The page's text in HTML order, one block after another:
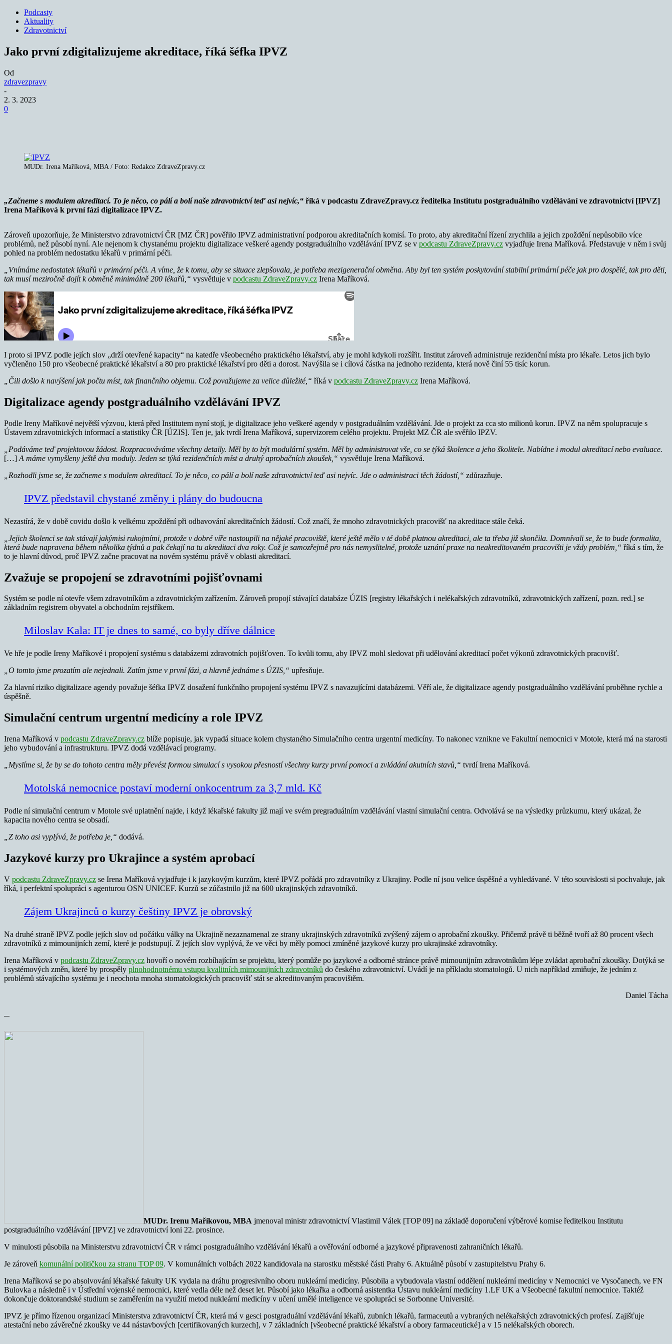
Podcasty
Aktuality
Zdravotnictví
Jako první zdigitalizujeme akreditace, říká šéfka IPVZ
Od
zdravezpravy
-
2. 3. 2023
0
MUDr. Irena Maříková, MBA / Foto: Redakce ZdraveZpravy.cz
„Začneme s modulem akreditací. To je něco, co pálí a bolí naše zdravotnictví teď asi nejvíc,“ říká v podcastu ZdraveZpravy.cz ředitelka Institutu postgraduálního vzdělávání ve zdravotnictví [IPVZ]
Irena Maříková k první fázi digitalizace IPVZ.
Zároveň upozorňuje, že Ministerstvo zdravotnictví ČR [MZ ČR] pověřilo IPVZ administrativní podporou akreditačních komisí. To proto, aby akreditační řízení zrychlila a jejich zpoždění nepůsobilo více
problémů, než působí nyní. Ale nejenom k chystanému projektu digitalizace veškeré agendy postgraduálního vzdělávání IPVZ se v podcastu ZdraveZpravy.cz vyjadřuje Irena Maříková. Představuje v něm i svůj
pohled na problém nedostatku lékařů v primární péči.
„Vnímáme nedostatek lékařů v primární péči. A víme, že k tomu, aby se situace zlepšovala, je potřeba mezigenerační obměna. Aby byl ten systém poskytování stabilní primární péče jak pro dospělé, tak pro děti,
tak musí meziročně dojít k obměně minimálně 200 lékařů,“ vysvětluje v podcastu ZdraveZpravy.cz Irena Maříková.
I proto si IPVZ podle jejích slov „drží otevřené kapacity“ na katedře všeobecného praktického lékařství, aby je mohl kdykoli rozšířit. Institut zároveň administruje rezidenční místa pro lékaře. Letos jich bylo
vyčleněno 150 pro všeobecné praktické lékařství a 80 pro praktické lékařství pro děti a dorost. Navýšila se i cílová částka na jednoho rezidenta, která nově činí 55 tisíc korun.
„Čili došlo k navýšení jak počtu míst, tak finančního objemu. Což považujeme za velice důležité,“ říká v podcastu ZdraveZpravy.cz Irena Maříková.
Digitalizace agendy postgraduálního vzdělávání IPVZ
Podle Ireny Maříkové největší výzvou, která před Institutem nyní stojí, je digitalizace jeho veškeré agendy v postgraduálním vzdělávání. Jde o projekt za cca sto milionů korun. IPVZ na něm spolupracuje s
Ústavem zdravotnických informací a statistiky ČR [ÚZIS]. Ten je, jak tvrdí Irena Maříková, supervizorem celého projektu. Projekt MZ ČR ale svěřilo IPZV.
„Podáváme teď projektovou žádost. Rozpracováváme všechny detaily. Měl by to být modulární systém. Měl by administrovat vše, co se týká školence a jeho školitele. Nabídne i modul akreditací nebo evaluace.
[…] A máme vymyšleny ještě dva moduly. Jeden se týká rezidenčních míst a druhý aprobačních zkoušek,“ vysvětluje Irena Maříková.
„Rozhodli jsme se, že začneme s modulem akreditací. To je něco, co pálí a bolí naše zdravotnictví teď asi nejvíc. Jde o administraci těch žádostí,“ zdůrazňuje.
IPVZ představil chystané změny i plány do budoucna
Nezastírá, že v době covidu došlo k velkému zpoždění při odbavování akreditačních žádostí. Což značí, že mnoho zdravotnických pracovišť na akreditace stále čeká.
„Jejich školenci se tak stávají jakýmisi rukojmími, protože v dobré víře nastoupili na nějaké pracoviště, které ještě mělo v té době platnou akreditaci, ale ta třeba již skončila. Domnívali se, že to bude formalita,
která bude napravena během několika týdnů a pak čekají na tu akreditaci dva roky. Což je samozřejmě pro nás nemyslitelné, protože uznání praxe na neakreditovaném pracovišti je vždy problém,“ říká s tím, že
to je hlavní důvod, proč IPVZ začne pracovat na novém systému právě v oblasti akreditací.
Zvažuje se propojení se zdravotními pojišťovnami
Systém se podle ní otevře všem zdravotníkům a zdravotnickým zařízením. Zároveň propojí stávající databáze ÚZIS [registry lékařských i nelékařských zdravotníků, zdravotnických zařízení, pozn. red.] se
základním registrem obyvatel a obchodním rejstříkem.
Miloslav Kala: IT je dnes to samé, co byly dříve dálnice
Ve hře je podle Ireny Maříkové i propojení systému s databázemi zdravotních pojišťoven. To kvůli tomu, aby IPVZ mohl sledovat při udělování akreditací počet výkonů zdravotnických pracovišť.
„O tomto jsme prozatím ale nejednali. Zatím jsme v první fázi, a hlavně jednáme s ÚZIS,“ upřesňuje.
Za hlavní riziko digitalizace agendy považuje šéfka IPVZ dosažení funkčního propojení systému IPVZ s navazujícími databázemi. Věří ale, že digitalizace agendy postgraduálního vzdělávání proběhne rychle a
úspěšně.
Simulační centrum urgentní medicíny a role IPVZ
Irena Maříková v podcastu ZdraveZpravy.cz blíže popisuje, jak vypadá situace kolem chystaného Simulačního centra urgentní medicíny. To nakonec vznikne ve Fakultní nemocnici v Motole, která má na starosti
jeho vybudování a infrastrukturu. IPVZ dodá vzdělávací programy.
„Myslíme si, že by se do tohoto centra měly převést formou simulací s vysokou přesností všechny kurzy první pomoci a zvládání akutních stavů,“ tvrdí Irena Maříková.
Motolská nemocnice postaví moderní onkocentrum za 3,7 mld. Kč
Podle ní simulační centrum v Motole své uplatnění najde, i když lékařské fakulty již mají ve svém pregraduálním vzdělávání vlastní simulační centra. Odvolává se na výsledky průzkumu, který ukázal, že
kapacita nového centra se obsadí.
„Z toho asi vyplývá, že potřeba je,“ dodává.
Jazykové kurzy pro Ukrajince a systém aprobací
V podcastu ZdraveZpravy.cz se Irena Maříková vyjadřuje i k jazykovým kurzům, které IPVZ pořádá pro zdravotníky z Ukrajiny. Podle ní jsou velice úspěšné a vyhledávané. V této souvislosti si pochvaluje, jak
říká, i perfektní spolupráci s agenturou OSN UNICEF. Kurzů se zúčastnilo již na 600 ukrajinských zdravotníků.
Zájem Ukrajinců o kurzy češtiny IPVZ je obrovský
Na druhé straně IPVZ podle jejích slov od počátku války na Ukrajině nezaznamenal ze strany ukrajinských zdravotníků zvýšený zájem o aprobační zkoušky. Přičemž právě ti běžně tvoří až 80 procent všech
zdravotníků z mimounijních zemí, které je podstupují. Z jejích slov vyplývá, že ve věci by měly pomoci zmíněné jazykové kurzy pro ukrajinské zdravotníky.
Irena Maříková v podcastu ZdraveZpravy.cz hovoří o novém rozbíhajícím se projektu, který pomůže po jazykové a odborné stránce právě mimounijním zdravotníkům lépe zvládat aprobační zkoušky. Dotýká se
i systémových změn, které by prospěly plnohodnotnému vstupu kvalitních mimounijních zdravotníků do českého zdravotnictví. Uvádí je na příkladu stomatologů. U nich například zmiňuje, že jedním z
problémů stávajícího systému je i neochota mnoha stomatologických pracovišť stát se akreditovaným pracovištěm.
Daniel Tácha
—
MUDr. Irenu Maříkovou, MBA jmenoval ministr zdravotnictví Vlastimil Válek [TOP 09] na základě doporučení výběrové komise ředitelkou Institutu
postgraduálního vzdělávání [IPVZ] ve zdravotnictví loni 22. prosince.
V minulosti působila na Ministerstvu zdravotnictví ČR v rámci postgraduálního vzdělávání lékařů a ověřování odborné a jazykové připravenosti zahraničních lékařů.
Je zároveň komunální političkou za stranu TOP 09. V komunálních volbách 2022 kandidovala na starostku městské části Prahy 6. Aktuálně působí v zastupitelstvu Prahy 6.
Irena Maříková se po absolvování lékařské fakulty UK vydala na dráhu progresivního oboru nukleární medicíny. Působila a vybudovala vlastní oddělení nukleární medicíny v Nemocnici ve Vysočanech, ve FN
Bulovka a následně i v Ústřední vojenské nemocnici, které vedla déle než deset let. Působí jako lékařka a odborná asistentka Ústavu nukleární medicíny 1.LF UK a Všeobecné fakultní nemocnice. Taktéž
dokončuje doktorandské studium se zaměřením na využití metod nukleární medicíny v učení umělé inteligence ve spolupráci se Sorbonne Université.
IPVZ je přímo řízenou organizací Ministerstva zdravotnictví ČR, která má v gesci postgraduální vzdělávání lékařů, zubních lékařů, farmaceutů a vybraných nelékařských zdravotnických profesí. Zajišťuje
atestační nebo závěrečné zkoušky ve 44 nástavbových [certifikovaných kurzech], v 7 základních [všeobecné praktické lékařství a obory farmaceutické] a v 15 nelékařských oborech.